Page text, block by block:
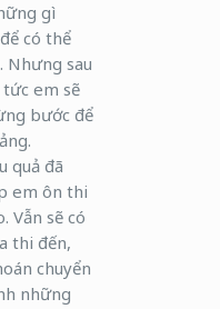
gì
có thể
Nhưng sau
tức em sẽ
bước để
quả đã
em ôn thi
Vẫn sẽ có
thi đến,
chuyển
những